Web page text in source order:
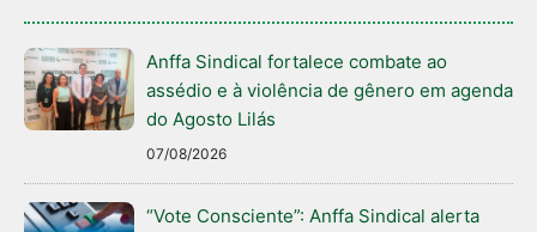
Anffa Sindical fortalece combate ao
assédio e à violência de gênero em agenda
do Agosto Lilás
07/08/2026
“Vote Consciente”: Anffa Sindical alerta